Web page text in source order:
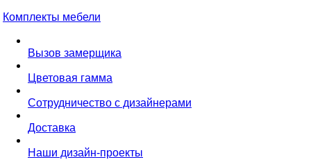
Комплекты мебели
Вызов замерщика
Цветовая гамма
Сотрудничество с дизайнерами
Доставка
Наши дизайн-проекты